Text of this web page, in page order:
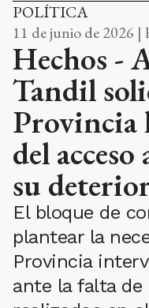
POLÍTICA
11 de junio de 2026 |
Hechos -
Tandil
Provincia
del
su
El bloque de
plantear la
Provincia
ante la falta de